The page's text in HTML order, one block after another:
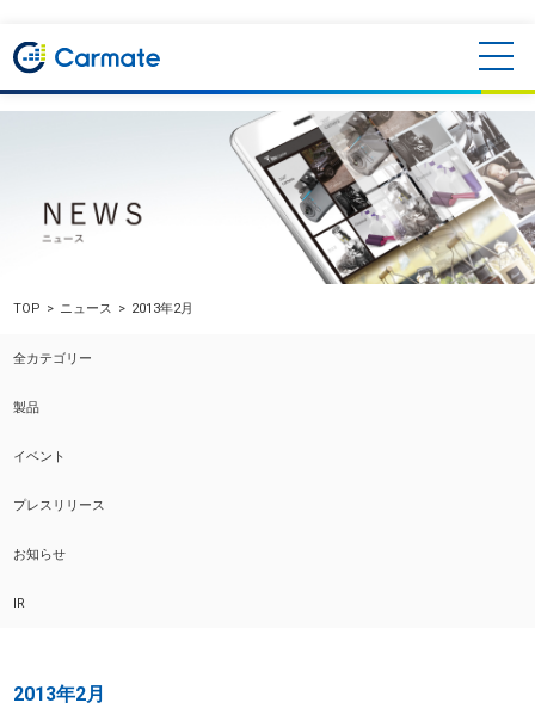
TOP ニュース 2013年2月
全カテゴリー
製品
イベント
プレスリリース
お知らせ
IR
2013年2月